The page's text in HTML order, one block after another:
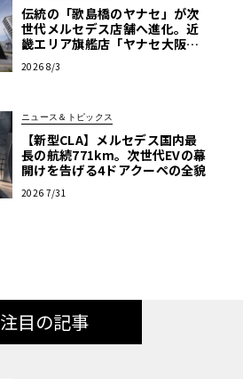
伝統の「歌島橋のヤナセ」が次
世代メルセデス店舗へ進化。近
畿エリア旗艦店「ヤナセ大阪支
2026 8/3
ニュース＆トピックス
【新型CLA】メルセデス国内最
長の航続771km。次世代EVの幕
開けを告げる4ドアクーペの全貌
2026 7/31
注目の記事